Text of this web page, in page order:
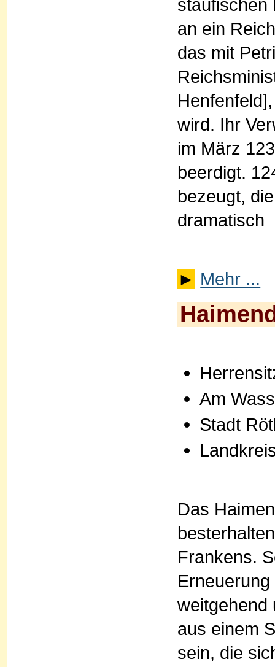
staufischen
an ein
das mit
wird. Ihr
im März
beerdigt.
bezeugt,
dramatisch
► Mehr ...
Am
Stadt
Das
Frankens.
weitgehend
aus einem
sein, die